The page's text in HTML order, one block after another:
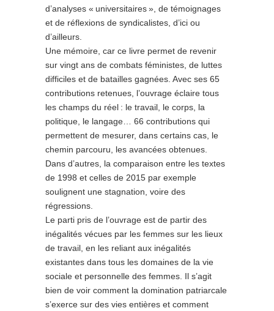
d’analyses « universitaires », de témoignages
et de réflexions de syndicalistes, d’ici ou
d’ailleurs.
Une mémoire, car ce livre permet de revenir
sur vingt ans de combats féministes, de luttes
difficiles et de batailles gagnées. Avec ses 65
contributions retenues, l’ouvrage éclaire tous
les champs du réel : le travail, le corps, la
politique, le langage… 66 contributions qui
permettent de mesurer, dans certains cas, le
chemin parcouru, les avancées obtenues.
Dans d’autres, la comparaison entre les textes
de 1998 et celles de 2015 par exemple
soulignent une stagnation, voire des
régressions.
Le parti pris de l’ouvrage est de partir des
inégalités vécues par les femmes sur les lieux
de travail, en les reliant aux inégalités
existantes dans tous les domaines de la vie
sociale et personnelle des femmes. Il s’agit
bien de voir comment la domination patriarcale
s’exerce sur des vies entières et comment